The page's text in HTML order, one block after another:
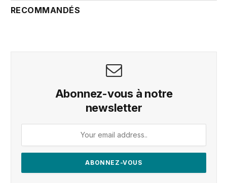
RECOMMANDÉS
Abonnez-vous à notre
newsletter